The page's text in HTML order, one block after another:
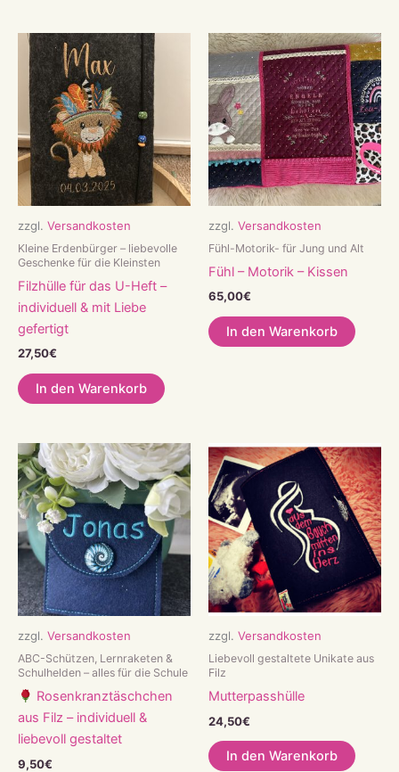
zzgl. Versandkosten
Kleine Erdenbürger – liebevolle
Geschenke für die Kleinsten
Filzhülle für das U-Heft –
individuell & mit Liebe
gefertigt
27,50€
In den Warenkorb
zzgl. Versandkosten
Fühl-Motorik- für Jung und Alt
Fühl – Motorik – Kissen
65,00€
In den Warenkorb
zzgl. Versandkosten
ABC-Schützen, Lernraketen &
Schulhelden – alles für die Schule
Rosenkranztäschchen
aus Filz – individuell &
liebevoll gestaltet
9,50€
zzgl. Versandkosten
Liebevoll gestaltete Unikate aus
Filz
Mutterpasshülle
24,50€
In den Warenkorb